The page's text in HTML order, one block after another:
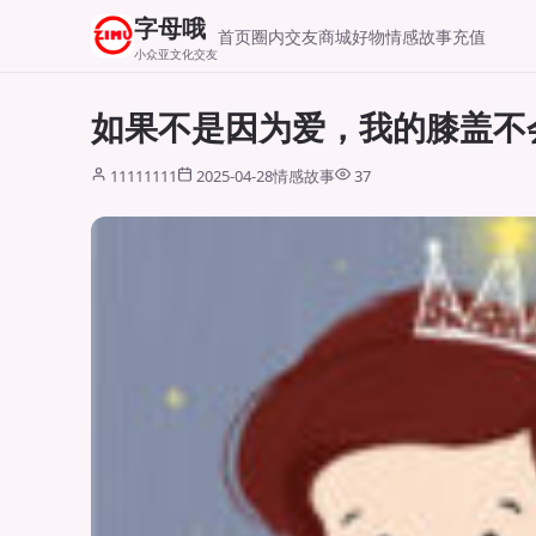
字母哦
小众亚文化交友
首页圈内交友商城好物情感故事充值
如果不是因为爱，我的膝盖
11111111 2025-04-28情感故事 37